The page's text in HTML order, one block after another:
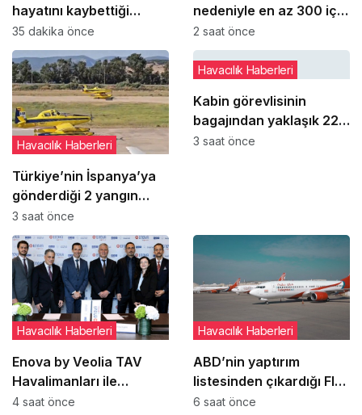
hayatını kaybettiği
Voepass kazasında yeni
ayrıntılar ortaya çıktı
35 dakika önce
nedeniyle en az 300 iç
hat seferi iptal edildi
2 saat önce
Türkiye’nin İspanya’ya
gönderdiği 2 yangın
söndürme uçağı
görevini tamamlayarak
yurda döndü
Havacılık Haberleri
3 saat önce
Kabin görevlisinin
bagajından yaklaşık 22
bin dolarlık şarap çıktı
Havacılık Haberleri
3 saat önce
Enova by Veolia TAV
Havalimanları ile
Türkiye’deki Enerji
Havacılık Haberleri
4 saat önce
ABD’nin yaptırım
listesinden çıkardığı Fly
Baghdad ile ilgili
Havacılık Haberleri
6 saat önce